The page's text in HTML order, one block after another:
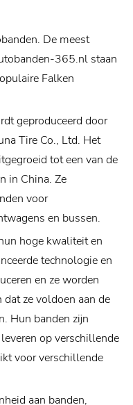
De meest
365.nl staan
Falken
geproduceerd door
Tire Co., Ltd. Het
tot een van de
in China. Ze
voor
en bussen.
hoge kwaliteit en
technologie en
en ze worden
ze voldoen aan de
Hun banden zijn
op verschillende
voor verschillende
aan banden,